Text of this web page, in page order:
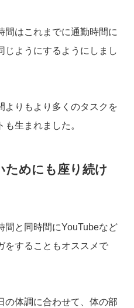
間はこれまでに通勤時間に
じようにするようにしまし
よりもより多くのタスクを
生まれました。
ためにも座り続け
間と同時間にYouTubeなど
をすることもオススメで
の体調に合わせて、体の部